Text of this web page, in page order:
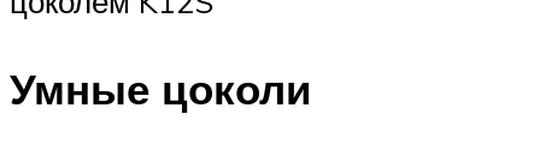
Умные цоколи